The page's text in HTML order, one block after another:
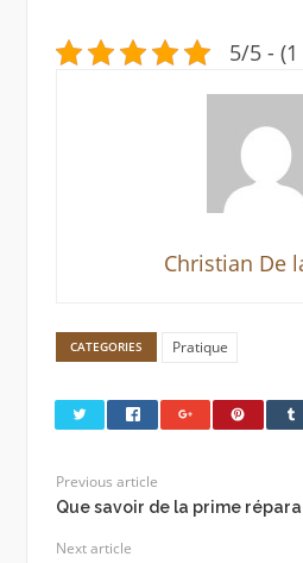
5/5 -
Christian De
CATEGORIES Pratique
Previous article
Que savoir de la prime
Next article